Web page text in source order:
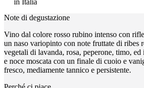
in Italia
Note di degustazione
Vino dal colore rosso rubino intenso con
un naso variopinto con note fruttate di ribes
vegetali di lavanda, rosa, peperone, timo,
e noce moscata con un finale di cuoio e
fresco, mediamente tannico e persistente.